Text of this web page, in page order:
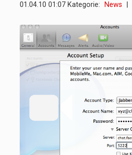
01.04.10 01:07 Kategorie: News